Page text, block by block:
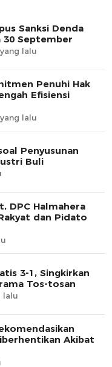
Sanksi Denda
30 September
lalu
Penuhi Hak
Efisiensi
lalu
Penyusunan
Buli
DPC Halmahera
dan Pidato
3-1, Singkirkan
Tos-tosan
lalu
Akibat